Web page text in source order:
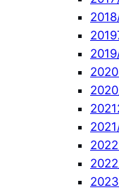
2019
2020
2021
2022
2023